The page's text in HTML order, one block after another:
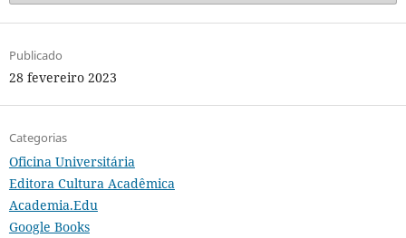
Publicado
28 fevereiro 2023
Categorias
Oficina Universitária
Editora Cultura Acadêmica
Academia.Edu
Google Books